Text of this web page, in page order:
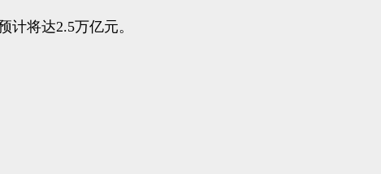
将达2.5万亿元。